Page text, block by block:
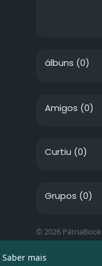
Saber mais
álbuns (0)
Amigos (0)
Curtiu (0)
Grupos (0)
© 2026 PátriaBook
Sobre